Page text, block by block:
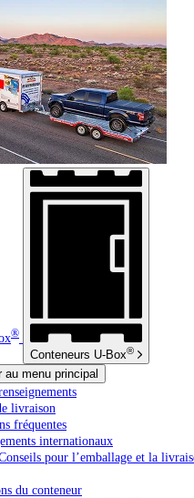
®
Conteneurs U-Box®
au menu principal
livraison
fréquentes
internationaux
pour l’emballage et la
du conteneur